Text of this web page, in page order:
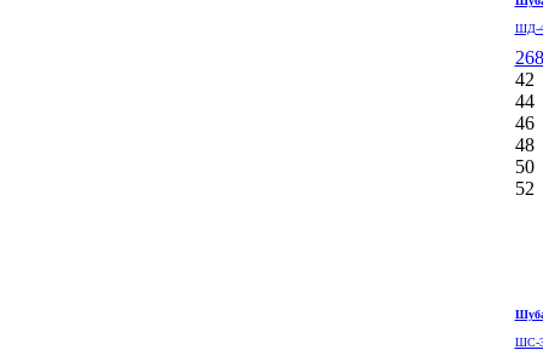
ШД-
42
44
46
48
50
52
ШС-